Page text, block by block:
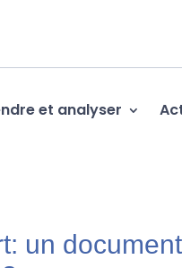
et analyser
un